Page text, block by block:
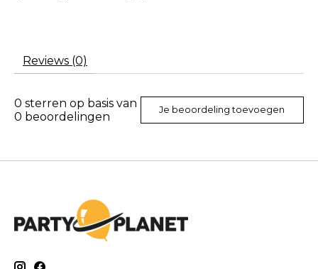
Reviews (0)
0 sterren op basis van
0 beoordelingen Je beoordeling toevoegen